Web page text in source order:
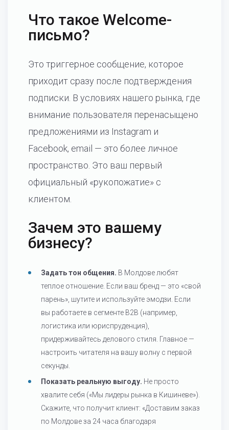
Что такое Welcome-
письмо?
Это триггерное сообщение, которое
приходит сразу после подтверждения
подписки. В условиях нашего рынка, где
внимание пользователя перенасыщено
предложениями из Instagram и
Facebook, email — это более личное
пространство. Это ваш первый
официальный «рукопожатие» с
клиентом.
Зачем это вашему
бизнесу?
Задать тон общения. В Молдове любят
теплое отношение. Если ваш бренд — это «свой
парень», шутите и используйте эмодзи. Если
вы работаете в сегменте B2B (например,
логистика или юриспруденция),
придерживайтесь делового стиля. Главное —
настроить читателя на вашу волну с первой
секунды.
Показать реальную выгоду. Не просто
хвалите себя («Мы лидеры рынка в Кишиневе»).
Скажите, что получит клиент: «Доставим заказ
по Молдове за 24 часа благодаря